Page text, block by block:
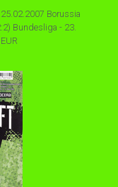
Borussia
Bundesliga - 23.